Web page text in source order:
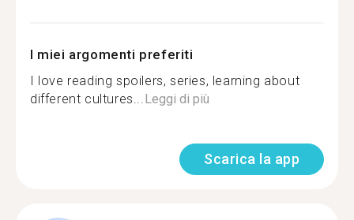
I miei argomenti preferiti
I love reading spoilers, series, learning about
different cultures...Leggi di più
Scarica la app